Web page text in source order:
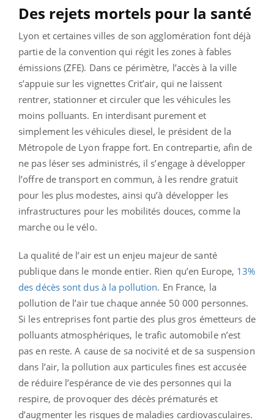
Des rejets mortels pour la santé
Lyon et certaines villes de son agglomération font déjà
partie de la convention qui régit les zones à fables
émissions (ZFE). Dans ce périmètre, l’accès à la ville
s’appuie sur les vignettes Crit’air, qui ne laissent
rentrer, stationner et circuler que les véhicules les
moins polluants. En interdisant purement et
simplement les véhicules diesel, le président de la
Métropole de Lyon frappe fort. En contrepartie, afin de
ne pas léser ses administrés, il s’engage à développer
l’offre de transport en commun, à les rendre gratuit
pour les plus modestes, ainsi qu’à développer les
infrastructures pour les mobilités douces, comme la
marche ou le vélo.
La qualité de l’air est un enjeu majeur de santé
publique dans le monde entier. Rien qu’en Europe, 13%
des décès sont dus à la pollution. En France, la
pollution de l’air tue chaque année 50 000 personnes.
Si les entreprises font partie des plus gros émetteurs de
polluants atmosphériques, le trafic automobile n’est
pas en reste. A cause de sa nocivité et de sa suspension
dans l’air, la pollution aux particules fines est accusée
de réduire l’espérance de vie des personnes qui la
respire, de provoquer des décès prématurés et
d’augmenter les risques de maladies cardiovasculaires.